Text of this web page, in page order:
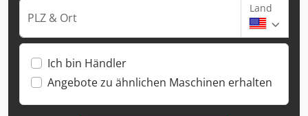
PLZ & Ort
Land
Ich bin Händler
Angebote zu ähnlichen Maschinen erhalten